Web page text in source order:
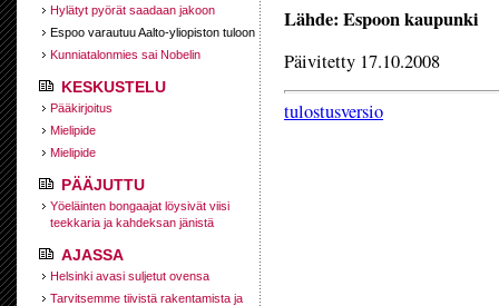
Hylätyt pyörät saadaan jakoon
Espoo varautuu Aalto-yliopiston tuloon
Kunniatalonmies sai Nobelin
KESKUSTELU
Pääkirjoitus
Mielipide
Mielipide
PÄÄJUTTU
Yöeläinten bongaajat löysivät viisi
teekkaria ja kahdeksan jänistä
AJASSA
Helsinki avasi suljetut ovensa
Tarvitsemme tiivistä rakentamista ja
Lähde: Espoon kaupunki
Päivitetty 17.10.2008
tulostusversio